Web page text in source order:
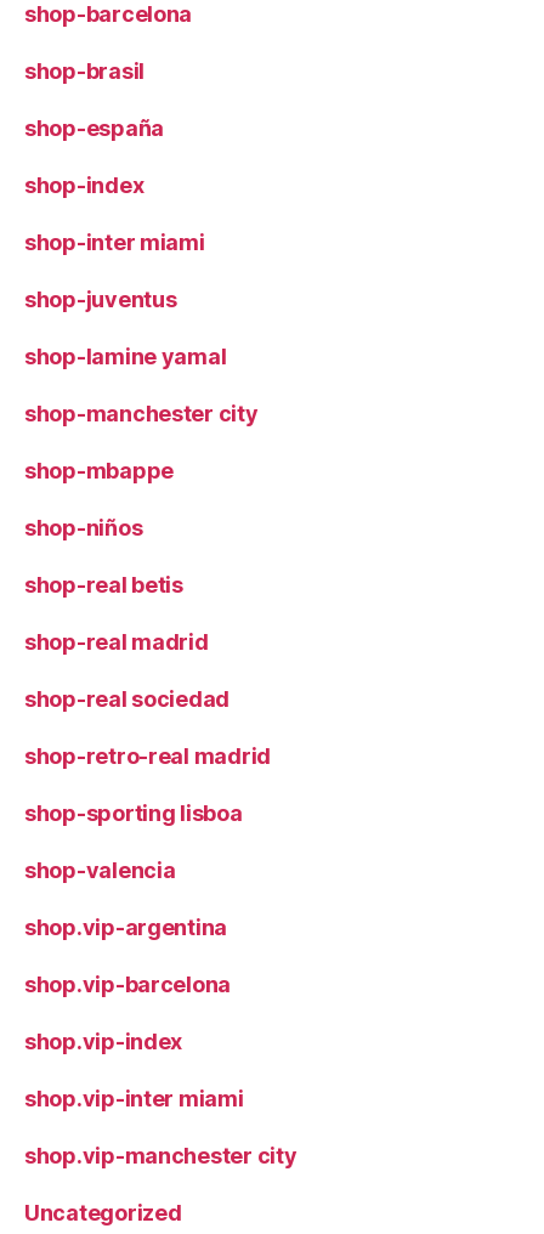
shop-barcelona
shop-brasil
shop-españa
shop-index
shop-inter miami
shop-juventus
shop-lamine yamal
shop-manchester city
shop-mbappe
shop-niños
shop-real betis
shop-real madrid
shop-real sociedad
shop-retro-real madrid
shop-sporting lisboa
shop-valencia
shop.vip-argentina
shop.vip-barcelona
shop.vip-index
shop.vip-inter miami
shop.vip-manchester city
Uncategorized